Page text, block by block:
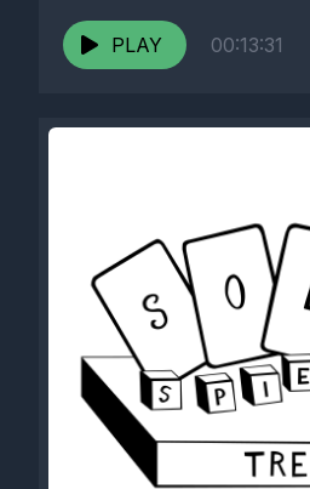
diesen Podcast...
PLAY
00:13:31